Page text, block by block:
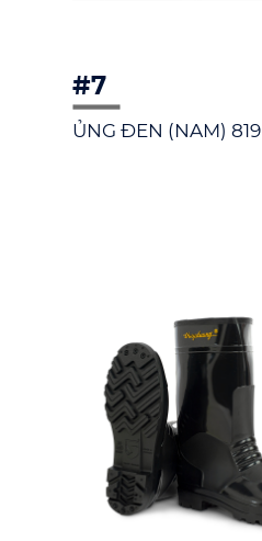
#7
ỦNG ĐEN (NAM) 819